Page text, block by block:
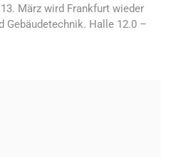
März wird Frankfurt wieder
Gebäudetechnik. Halle 12.0 –